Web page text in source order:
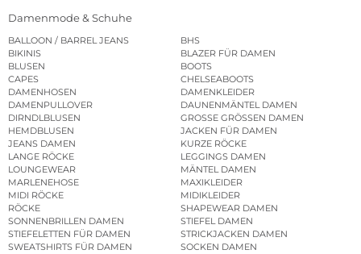
Damenmode & Schuhe
BALLOON / BARREL JEANS
BHS
BIKINIS
BLAZER FÜR DAMEN
BLUSEN
BOOTS
CAPES
CHELSEABOOTS
DAMENHOSEN
DAMENKLEIDER
DAMENPULLOVER
DAUNENMÄNTEL DAMEN
DIRNDLBLUSEN
GROSSE GRÖSSEN DAMEN
HEMDBLUSEN
JACKEN FÜR DAMEN
JEANS DAMEN
KURZE RÖCKE
LANGE RÖCKE
LEGGINGS DAMEN
LOUNGEWEAR
MÄNTEL DAMEN
MARLENEHOSE
MAXIKLEIDER
MIDI RÖCKE
MIDIKLEIDER
RÖCKE
SHAPEWEAR DAMEN
SONNENBRILLEN DAMEN
STIEFEL DAMEN
STIEFELETTEN FÜR DAMEN
STRICKJACKEN DAMEN
SWEATSHIRTS FÜR DAMEN
SOCKEN DAMEN